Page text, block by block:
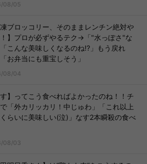
08/05
凍ブロッコリー、そのままレンチン絶対や
】プロが必ずやるテク→「"水っぽさ"な
こんな美味しくなるのね!?」もう戻れ
お弁当にも重宝しそう」
08/04
す】ってこう食べればよかったのね！！チ
「外カリッカリ！中じゅわ」「これ以上
らいに美味しい(泣)」なす2本瞬殺の食べ
08/03